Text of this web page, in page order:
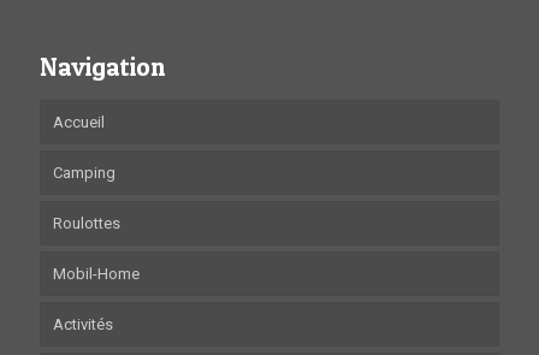
Navigation
Accueil
Camping
Roulottes
Mobil-Home
Activités